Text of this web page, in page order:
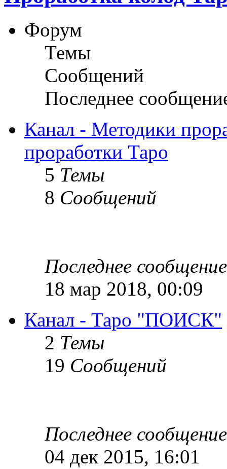
Форум
Темы
Сообщений
Последнее
Канал - Методики
проработки Таро
5 Темы
8 Сообщений
Последнее сообщение
18 мар 2018, 00:09
Канал - Таро "ПОИСК"
2 Темы
19 Сообщений
Последнее сообщение
04 дек 2015, 16:01